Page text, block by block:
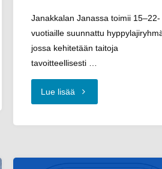
Janakkalan Janassa toimii 15–22-
vuotiaille suunnattu
jossa kehitetään taitoja
tavoitteellisesti …
Lue lisää "Hyppää